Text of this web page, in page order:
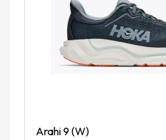
Arahi 9 (W)